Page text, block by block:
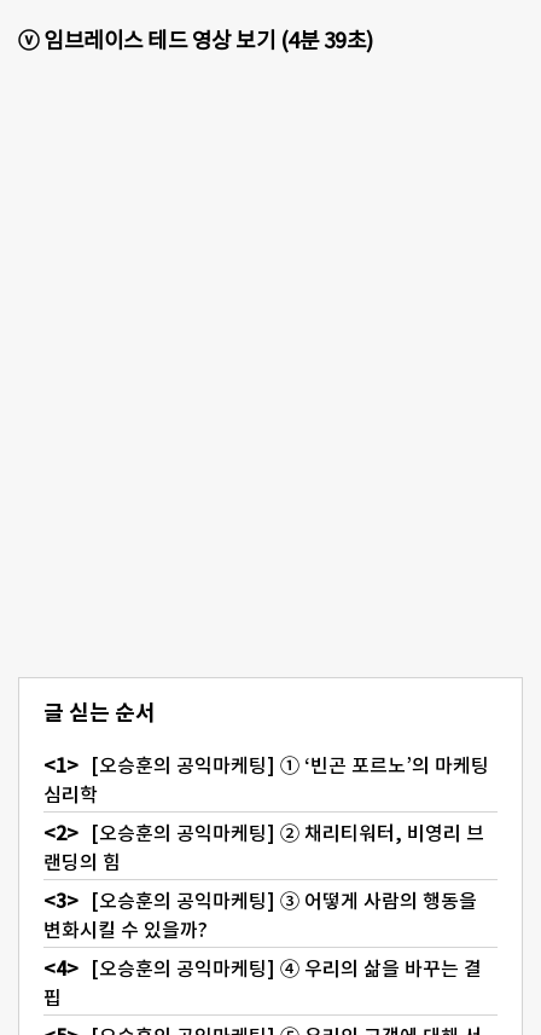
ⓥ 임브레이스 테드 영상 보기 (4분 39초)
글 싣는 순서
[오승훈의 공익마케팅] ① ‘빈곤 포르노’의 마케팅
심리학
[오승훈의 공익마케팅] ② 채리티워터, 비영리 브
랜딩의 힘
[오승훈의 공익마케팅] ③ 어떻게 사람의 행동을
변화시킬 수 있을까?
[오승훈의 공익마케팅] ④ 우리의 삶을 바꾸는 결
핍